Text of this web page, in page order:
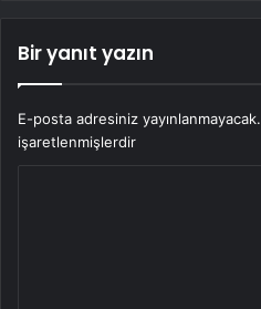
Bir yanıt yazın
E-posta adresiniz yayınlanmayacak.
işaretlenmişlerdir